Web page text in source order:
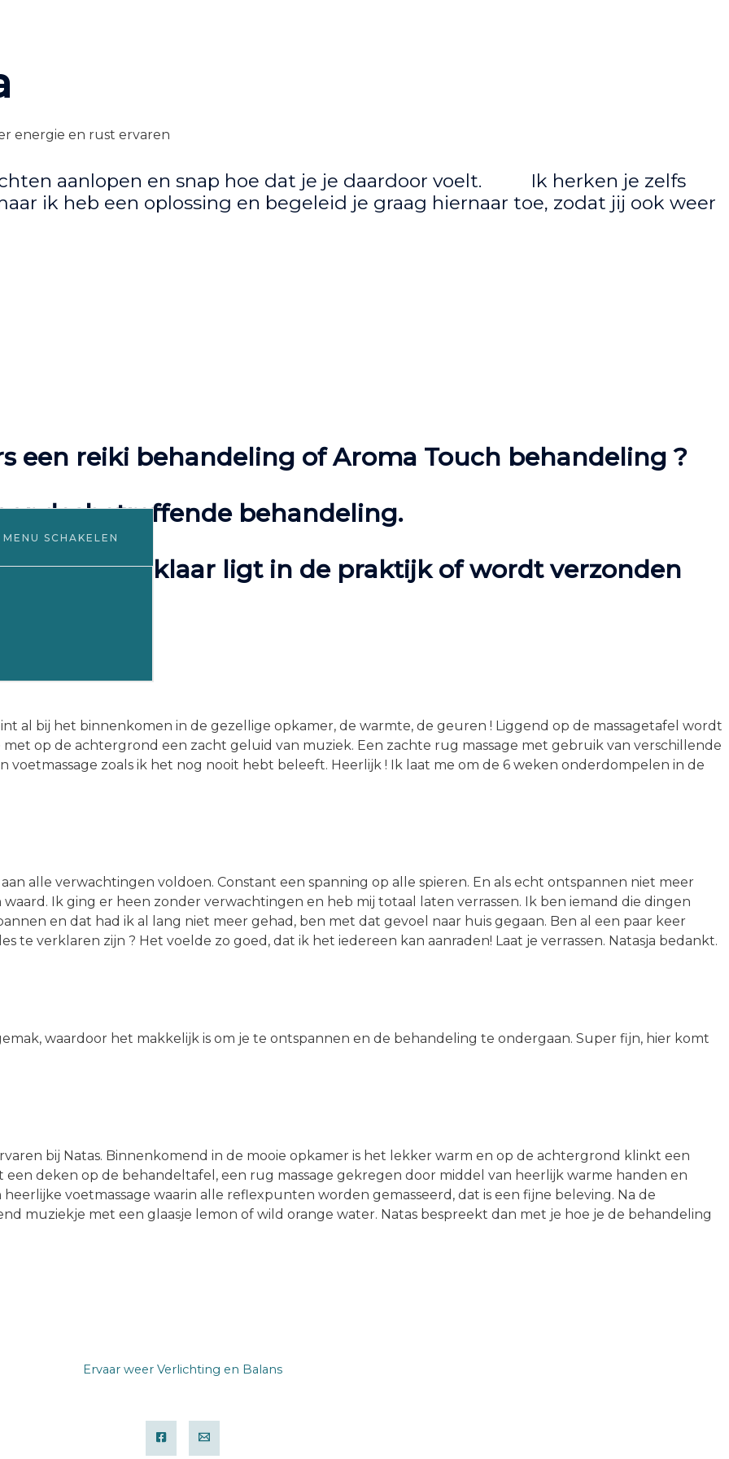
MENU SCHAKELEN
energie en rust ervaren
aanlopen en snap hoe dat je je daardoor voelt. Ik herken je zelfs
ik heb een oplossing en begeleid je graag hiernaar toe, zodat jij ook weer
een reiki behandeling of Aroma Touch behandeling ?
desbetreffende behandeling.
hij voor je klaar ligt in de praktijk of wordt verzonden
al bij het binnenkomen in de gezellige opkamer, de warmte, de geuren ! Liggend op de massagetafel wordt
op de achtergrond een zacht geluid van muziek. Een zachte rug massage met gebruik van verschillende
voetmassage zoals ik het nog nooit hebt beleeft. Heerlijk ! Ik laat me om de 6 weken onderdompelen in de
alle verwachtingen voldoen. Constant een spanning op alle spieren. En als echt ontspannen niet meer
Ik ging er heen zonder verwachtingen en heb mij totaal laten verrassen. Ik ben iemand die dingen
en dat had ik al lang niet meer gehad, ben met dat gevoel naar huis gegaan. Ben al een paar keer
te verklaren zijn ? Het voelde zo goed, dat ik het iedereen kan aanraden! Laat je verrassen. Natasja bedankt.
waardoor het makkelijk is om je te ontspannen en de behandeling te ondergaan. Super fijn, hier komt
bij Natas. Binnenkomend in de mooie opkamer is het lekker warm en op de achtergrond klinkt een
deken op de behandeltafel, een rug massage gekregen door middel van heerlijk warme handen en
voetmassage waarin alle reflexpunten worden gemasseerd, dat is een fijne beleving. Na de
muziekje met een glaasje lemon of wild orange water. Natas bespreekt dan met je hoe je de behandeling
Ervaar weer Verlichting en Balans